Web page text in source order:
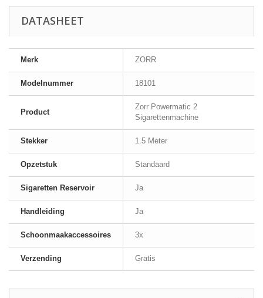
DATASHEET
Merk ZORR
Modelnummer 18101
Product
Zorr Powermatic 2
Sigarettenmachine
Stekker 1.5 Meter
Opzetstuk Standaard
Sigaretten Reservoir Ja
Handleiding Ja
Schoonmaakaccessoires 3x
Verzending Gratis